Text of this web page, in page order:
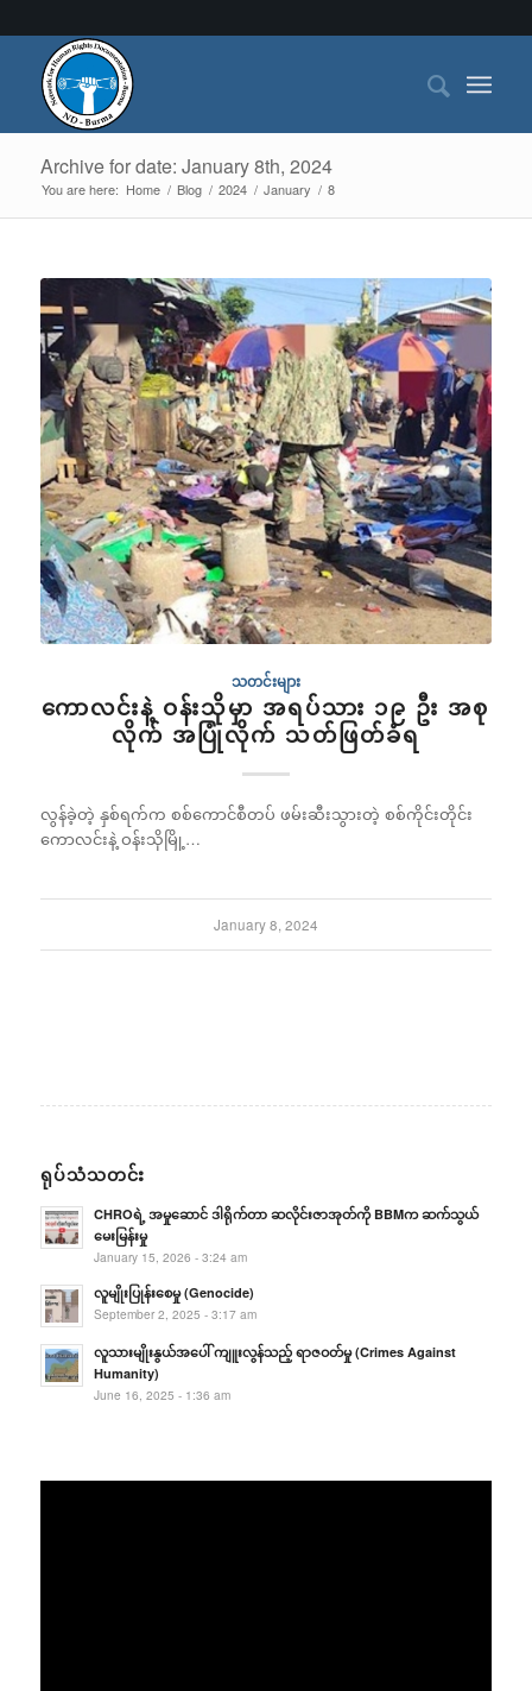
Archive for date: January 8th, 2024
You are here: Home / Blog / 2024 / January / 8
သတင်းများ
ကောလင်းနဲ့ ဝန်းသိုမှာ အရပ်သား ၁၉ ဦး အစု
လိုက် အပြုံလိုက် သတ်ဖြတ်ခံရ
လွန်ခဲ့တဲ့ နှစ်ရက်က စစ်ကောင်စီတပ် ဖမ်းဆီးသွားတဲ့ စစ်ကိုင်းတိုင်း
ကောလင်းနဲ့ ဝန်းသိုမြို့…
January 8, 2024
ရုပ်သံသတင်း
CHROရဲ့ အမှုဆောင် ဒါရိုက်တာ ဆလိုင်းဇာအုတ်ကို BBMက ဆက်သွယ်
မေးမြန်းမှု
January 15, 2026 - 3:24 am
လူမျိုးပြုန်းစေမှု (Genocide)
September 2, 2025 - 3:17 am
လူသားမျိုးနွယ်အပေါ် ကျူးလွန်သည့် ရာဇဝတ်မှု (Crimes Against
Humanity)
June 16, 2025 - 1:36 am